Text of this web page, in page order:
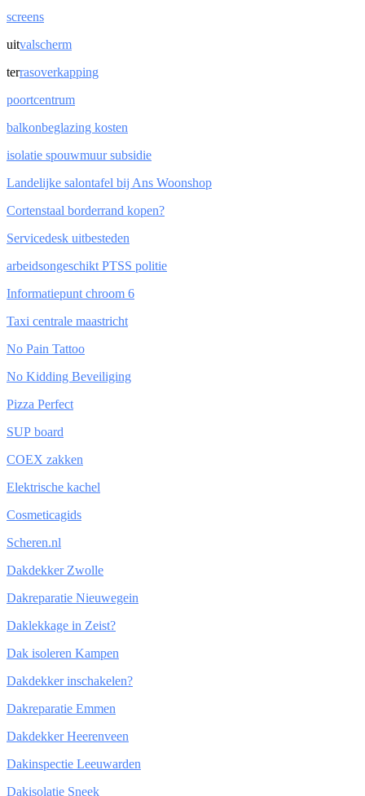
screens
uitvalscherm
terrasoverkapping
poortcentrum
balkonbeglazing kosten
isolatie spouwmuur subsidie
Landelijke salontafel bij Ans Woonshop
Cortenstaal borderrand kopen?
Servicedesk uitbesteden
arbeidsongeschikt PTSS politie
Informatiepunt chroom 6
Taxi centrale maastricht
No Pain Tattoo
No Kidding Beveiliging
Pizza Perfect
SUP board
COEX zakken
Elektrische kachel
Cosmeticagids
Scheren.nl
Dakdekker Zwolle
Dakreparatie Nieuwegein
Daklekkage in Zeist?
Dak isoleren Kampen
Dakdekker inschakelen?
Dakreparatie Emmen
Dakdekker Heerenveen
Dakinspectie Leeuwarden
Dakisolatie Sneek